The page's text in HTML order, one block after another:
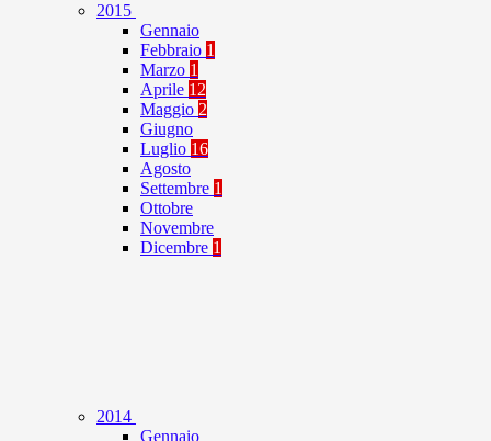
2015
Gennaio
Febbraio 1
Marzo 1
Aprile 12
Maggio 2
Giugno
Luglio 16
Agosto
Settembre 1
Ottobre
Novembre
Dicembre 1
2014
Gennaio